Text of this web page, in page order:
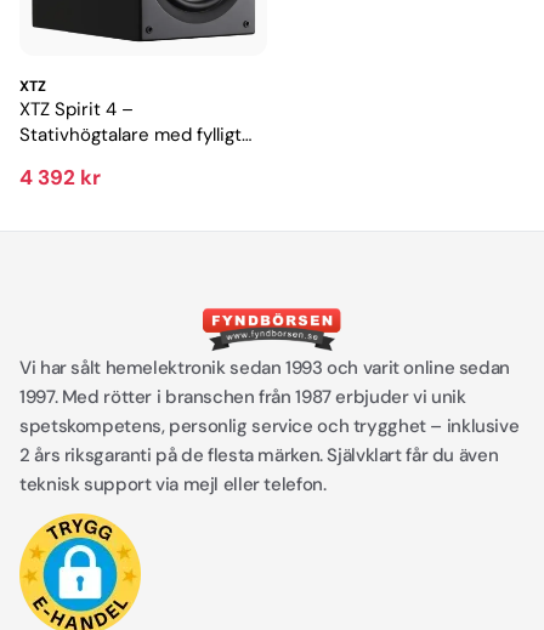
XTZ
XTZ Spirit 4 –
Stativhögtalare med fylligt
4 392 kr
Vi har sålt hemelektronik sedan 1993 och varit online sedan
1997. Med rötter i branschen från 1987 erbjuder vi unik
spetskompetens, personlig service och trygghet – inklusive
2 års riksgaranti på de flesta märken. Självklart får du även
teknisk support via mejl eller telefon.